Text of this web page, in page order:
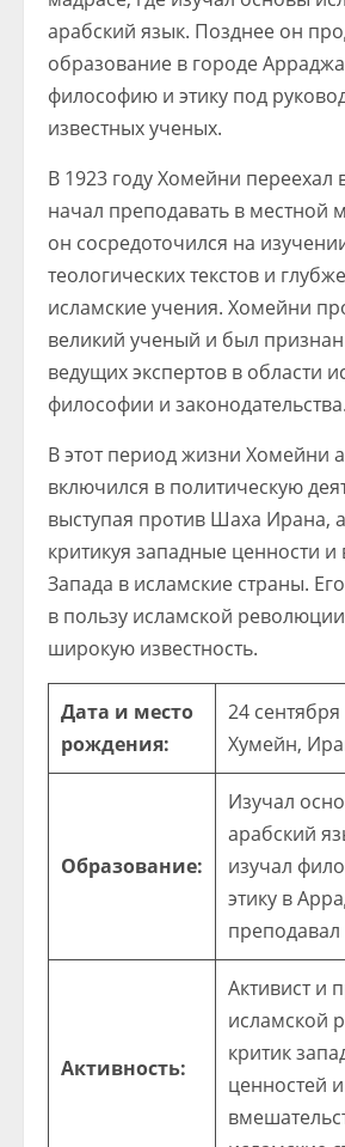
арабский язык. Позднее он
образование в городе
философию и этику под
известных ученых.
В 1923 году Хомейни переехал
начал преподавать в местной
он сосредоточился на
теологических текстов и
исламские учения. Хомейни
великий ученый и был
ведущих экспертов в области
философии и законодательства.
В этот период жизни Хомейни
включился в политическую
выступая против Шаха Ирана,
критикуя западные ценности
Запада в исламские страны.
в пользу исламской
широкую известность.
Дата и место
рождения:
24 сентября
Хумейн,
Образование:
Изучал
арабский
изучал
этику в
Активность:
Активист и
исламской
критик
ценностей и